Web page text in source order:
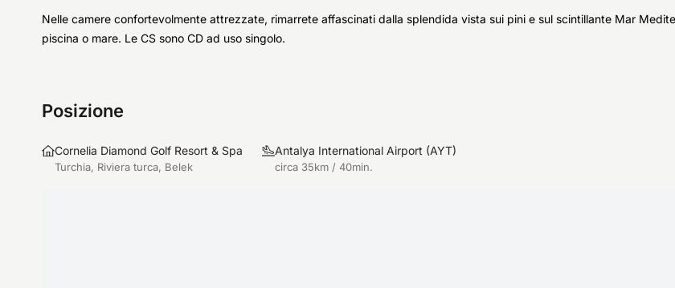
Nelle camere confortevolmente attrezzate, rimarrete affascinati dalla splendida vista sui pini e sul scintillante Mar
piscina o mare. Le CS sono CD ad uso singolo.
Posizione
Cornelia Diamond Golf Resort & Spa
Turchia, Riviera turca, Belek
Antalya International Airport (AYT)
circa 35km / 40min.